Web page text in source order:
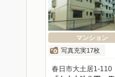
マンション
写真充実17枚
春日市大土居1-110